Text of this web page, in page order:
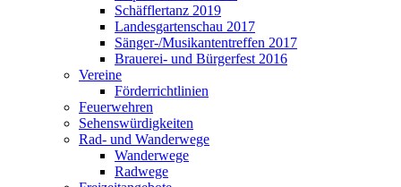
Schäfflertanz 2019
Landesgartenschau 2017
Sänger-/Musikantentreffen 2017
Brauerei- und Bürgerfest 2016
Vereine
Förderrichtlinien
Feuerwehren
Sehenswürdigkeiten
Rad- und Wanderwege
Wanderwege
Radwege